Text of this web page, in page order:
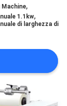
Machine,
1.1kw,
di larghezza di